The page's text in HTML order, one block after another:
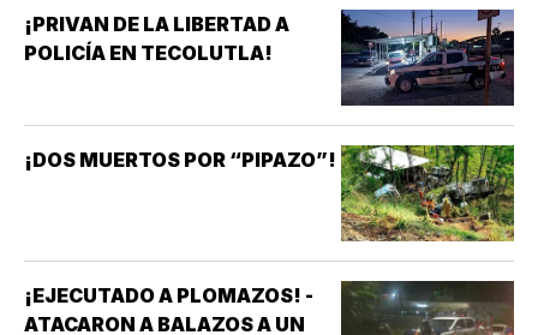
¡PRIVAN DE LA LIBERTAD A
POLICÍA EN TECOLUTLA!
¡DOS MUERTOS POR “PIPAZO”!
¡EJECUTADO A PLOMAZOS! -
ATACARON A BALAZOS A UN